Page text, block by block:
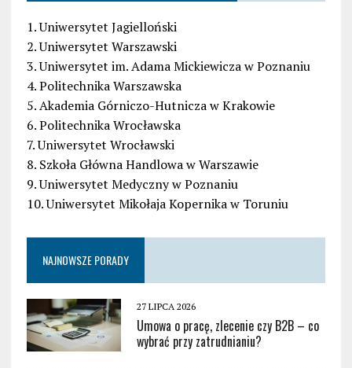
1. Uniwersytet Jagielloński
2. Uniwersytet Warszawski
3. Uniwersytet im. Adama Mickiewicza w Poznaniu
4. Politechnika Warszawska
5. Akademia Górniczo-Hutnicza w Krakowie
6. Politechnika Wrocławska
7. Uniwersytet Wrocławski
8. Szkoła Główna Handlowa w Warszawie
9. Uniwersytet Medyczny w Poznaniu
10. Uniwersytet Mikołaja Kopernika w Toruniu
NAJNOWSZE PORADY
27 LIPCA 2026
Umowa o pracę, zlecenie czy B2B – co
wybrać przy zatrudnianiu?